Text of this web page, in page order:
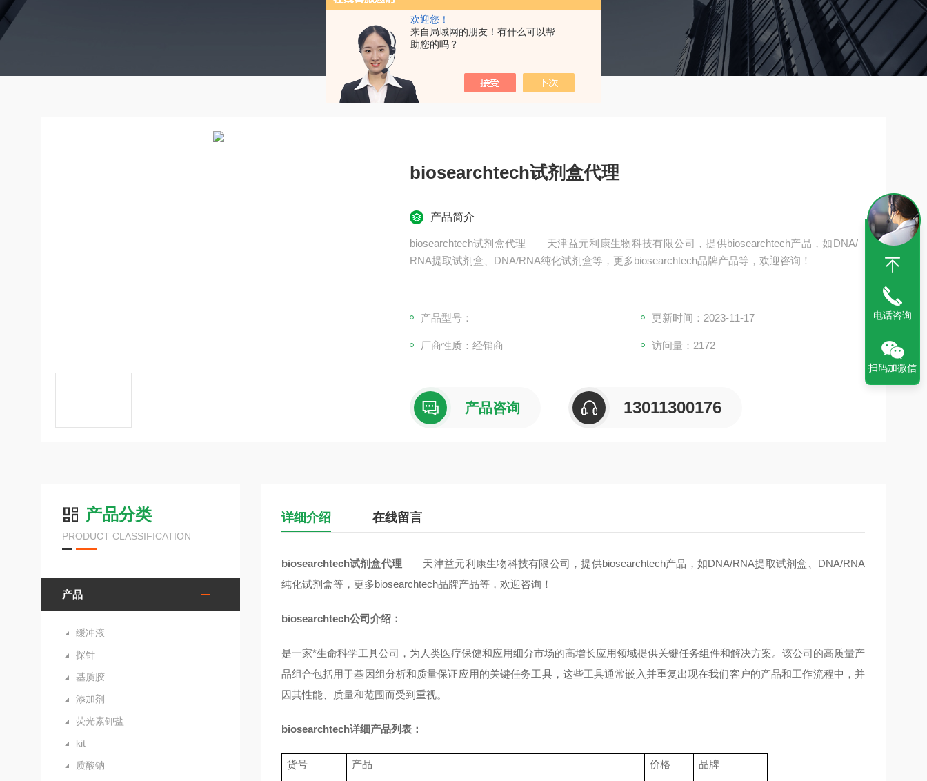
欢迎您！
来自局域网的朋友！有什么可以帮
助您的吗？
biosearchtech试剂盒代理
产品简介
biosearchtech试剂盒代理——天津益元利康生物科技有限公司，提供biosearchtech产品，如DNA/
RNA提取试剂盒、DNA/RNA纯化试剂盒等，更多biosearchtech品牌产品等，欢迎咨询！
产品型号： 更新时间：2023-11-17
厂商性质：经销商 访问量：2172
产品咨询 13011300176
产品分类
PRODUCT CLASSIFICATION
产品
缓冲液
探针
基质胶
添加剂
荧光素钾盐
kit
质酸钠
详细介绍 在线留言
biosearchtech试剂盒代理——天津益元利康生物科技有限公司，提供biosearchtech产品，如DNA/RNA提取试剂盒、DNA/RNA
纯化试剂盒等，更多biosearchtech品牌产品等，欢迎咨询！
biosearchtech公司介绍：
是一家*生命科学工具公司，为人类医疗保健和应用细分市场的高增长应用领域提供关键任务组件和解决方案。该公司的高质量产
品组合包括用于基因组分析和质量保证应用的关键任务工具，这些工具通常嵌入并重复出现在我们客户的产品和工作流程中，并
因其性能、质量和范围而受到重视。
biosearchtech详细产品列表：
货号 产品 价格 品牌
电话咨询
扫码加微信